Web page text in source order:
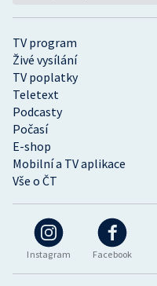
Instagram Facebook
TV program
Živé vysílání
TV poplatky
Teletext
Podcasty
Počasí
E-shop
Mobilní a TV aplikace
Vše o ČT